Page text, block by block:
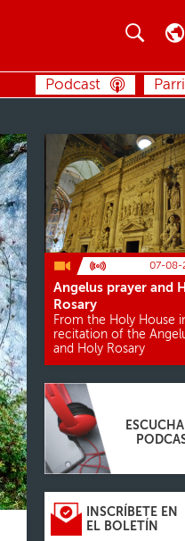
BUSCAR
Podcast
07-08-
Angelus prayer and
Rosary
From the Holy House
recitation of the
and Holy Rosary
INSCRÍBETE EN
EL BOLETÍN